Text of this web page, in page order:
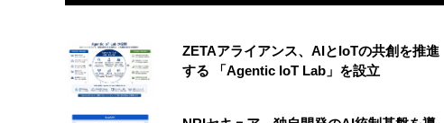
ZETAアライアンス、AIとIoTの共創を推進
する 「Agentic IoT Lab」を設立